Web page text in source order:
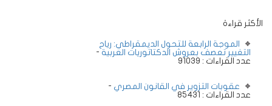
الأكثر قراءة
الموجة الرابعة للتحول الديمقراطي: رياح
التغيير تعصف بعروش الدكتاتوريات العربية -
عدد القراءات : 91039
عقوبات التزوير في القانون المصري -
عدد القراءات : 85431